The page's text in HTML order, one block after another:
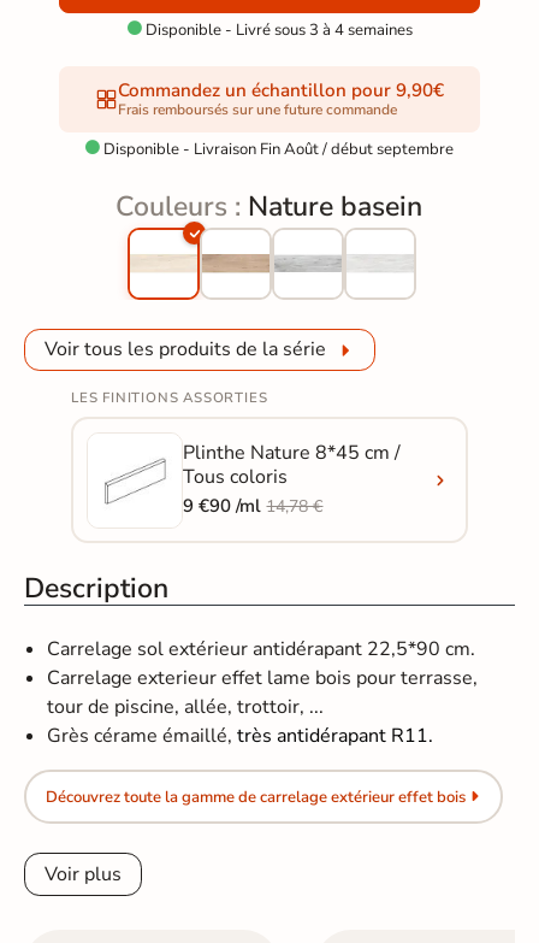
Disponible - Livré sous 3 à 4 semaines
Commandez un échantillon pour 9,90€
Frais remboursés sur une future commande
 Disponible - Livraison Fin Août / début septembre
Couleurs : Nature basein
Voir tous les produits de la série
LES FINITIONS ASSORTIES
Plinthe Nature 8*45 cm /
Tous coloris
9 €90 /ml14,78 €
Description
Carrelage sol extérieur antidérapant 22,5*90 cm.
Carrelage exterieur effet lame bois pour terrasse,
tour de piscine, allée, trottoir, ...
Grès cérame émaillé,très antidérapant R11.
Découvrez toute la gamme de carrelage extérieur effet bois
Voir plus